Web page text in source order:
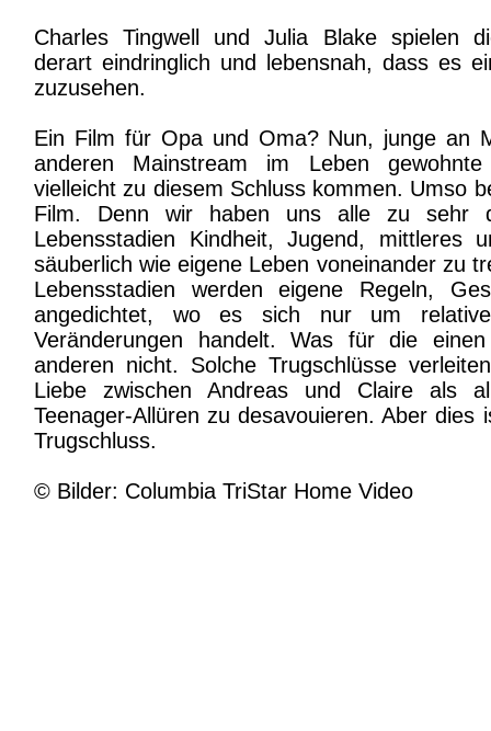
Charles Tingwell und Julia Blake spielen
derart eindringlich und lebensnah, dass es
zuzusehen.
Ein Film für Opa und Oma? Nun, junge an
anderen Mainstream im Leben
vielleicht zu diesem Schluss kommen. Umso
Film. Denn wir haben uns alle zu sehr
Lebensstadien Kindheit, Jugend, mittleres
säuberlich wie eigene Leben voneinander zu
Lebensstadien werden eigene Regeln,
angedichtet, wo es sich nur um
Veränderungen handelt. Was für die
anderen nicht. Solche Trugschlüsse
Liebe zwischen Andreas und Claire als
Teenager-Allüren zu desavouieren. Aber dies
Trugschluss.
© Bilder: Columbia TriStar Home Video